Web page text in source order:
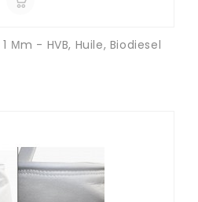
Μm - HVB, Huile, Biodiesel